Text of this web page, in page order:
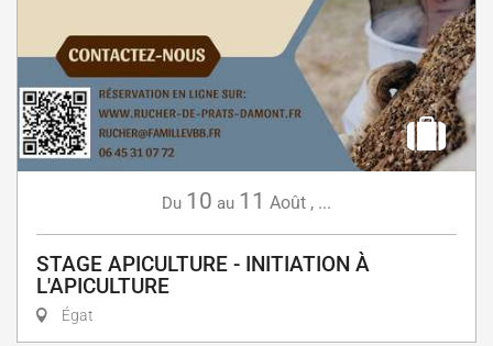
Du 10 au 11 Août , ...
STAGE APICULTURE - INITIATION À
L'APICULTURE
Égat